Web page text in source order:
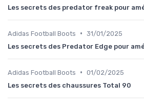
Les secrets des predator freak pour
Adidas Football Boots • 31/01/2025
Les secrets des Predator Edge pour
Adidas Football Boots • 01/02/2025
Les secrets des chaussures Total 90